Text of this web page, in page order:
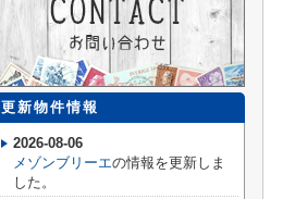
更新物件情報
2026-08-06
メゾンブリーエの情報を更新しま
した。